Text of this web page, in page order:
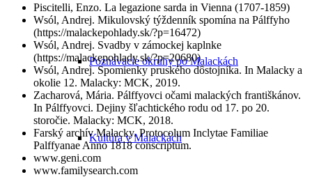
Poznávacie okruhy po Malackách
Kultúra v Malackách
Piscitelli, Enzo. La legazione sarda in Vienna (1707-1859)
Wsól, Andrej. Mikulovský týždenník spomína na Pálffyho
(https://malackepohlady.sk/?p=16472)
Wsól, Andrej. Svadby v zámockej kaplnke
(https://malackepohlady.sk/?p=20680)
Wsól, Andrej. Spomienky pruského dôstojníka. In Malacky a
okolie 12. Malacky: MCK, 2019.
Zacharová, Mária. Pálffyovci očami malackých františkánov.
In Pálffyovci. Dejiny šľachtického rodu od 17. po 20.
storočie. Malacky: MCK, 2018.
Farský archív Malacky. Protocolum Inclytae Familiae
Palffyanae Anno 1818 conscriptum.
www.geni.com
www.familysearch.com